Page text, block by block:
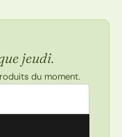
jeudi.
du moment.